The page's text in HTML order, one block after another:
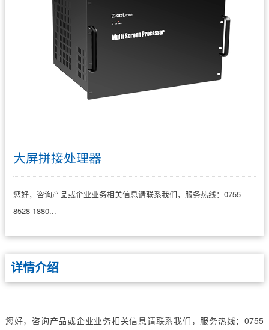
大屏拼接处理器
您好，咨询产品或企业业务相关信息请联系我们，服务热线：0755
8528 1880...
详情介绍
您好，咨询产品或企业业务相关信息请联系我们，服务热线：0755